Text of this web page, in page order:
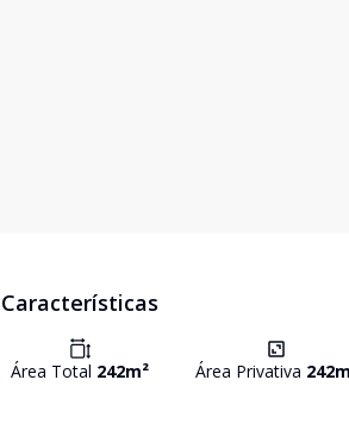
Características
Área Total 242m² Área Privativa 242